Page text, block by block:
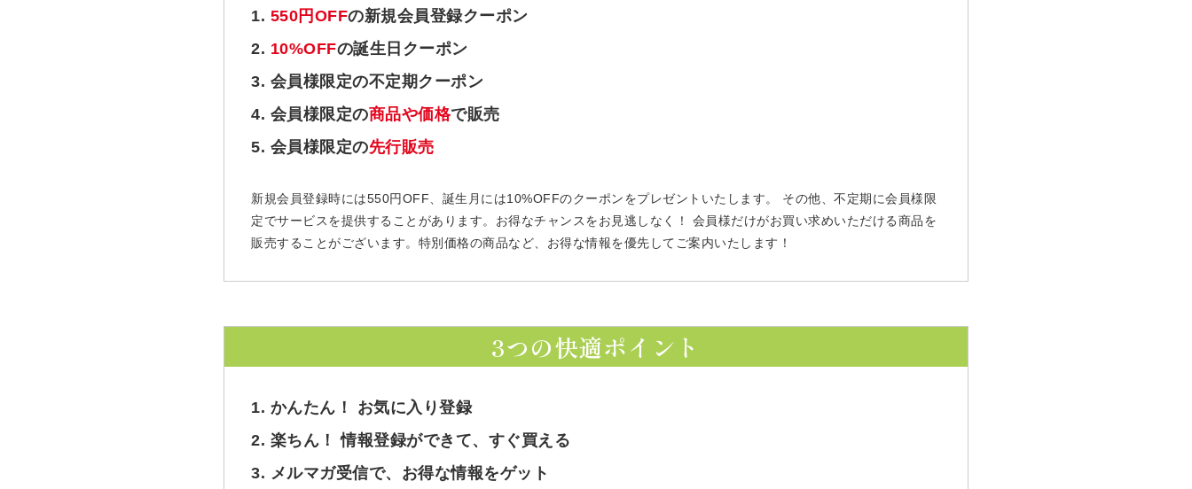
1. 550円OFFの新規会員登録クーポン
2. 10%OFFの誕生日クーポン
3. 会員様限定の不定期クーポン
4. 会員様限定の商品や価格で販売
5. 会員様限定の先行販売
新規会員登録時には550円OFF、誕生月には10%OFFのクーポンをプレゼントいたします。 その他、不定期に会員様限
定でサービスを提供することがあります。お得なチャンスをお見逃しなく！ 会員様だけがお買い求めいただける商品を
販売することがございます。特別価格の商品など、お得な情報を優先してご案内いたします！
3つの快適ポイント
1. かんたん！ お気に入り登録
2. 楽ちん！ 情報登録ができて、すぐ買える
3. メルマガ受信で、お得な情報をゲット